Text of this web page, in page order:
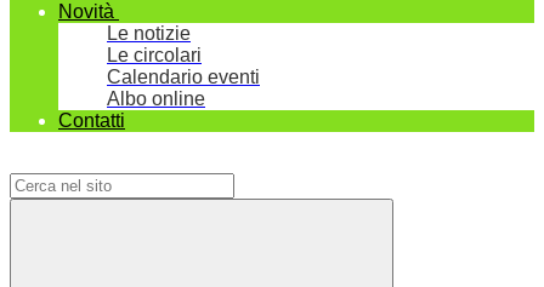
Novità
Le notizie
Le circolari
Calendario eventi
Albo online
Contatti